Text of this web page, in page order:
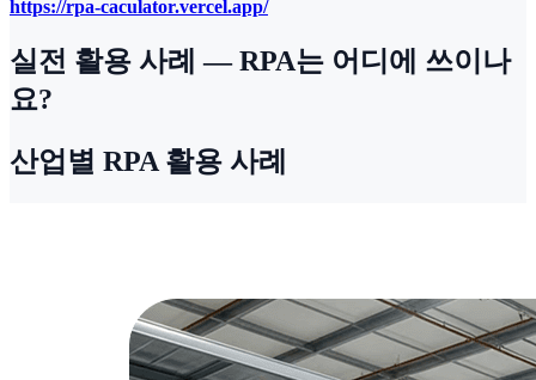
https://rpa-caculator.vercel.app/
실전 활용 사례 — RPA는 어디에 쓰이나
요?
산업별 RPA 활용 사례